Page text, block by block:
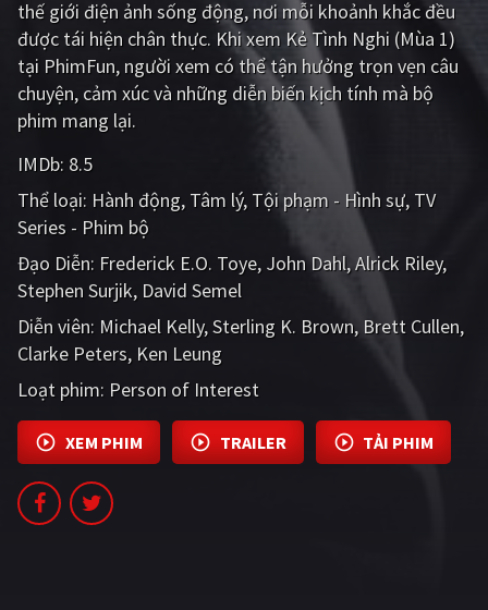
PHIM MỚI
PHIM BỘ
PHIM LẺ
TUYỂN TẬP PHIM
BLOG
thế giới điện ảnh sống động, nơi mỗi khoảnh khắc đều
được tái hiện chân thực. Khi xem Kẻ Tình Nghi (Mùa 1)
tại PhimFun, người xem có thể tận hưởng trọn vẹn câu
chuyện, cảm xúc và những diễn biến kịch tính mà bộ
phim mang lại.
IMDb: 8.5
Thể loại: Hành động Tâm lý Tội phạm - Hình sự TV
Series - Phim bộ
Đạo Diễn: Frederick E.O. Toye John Dahl Alrick Riley
Stephen Surjik David Semel
Diễn viên: Michael Kelly Sterling K. Brown Brett Cullen
Clarke Peters Ken Leung
Loạt phim: Person of Interest
XEM PHIM TRAILER TẢI PHIM